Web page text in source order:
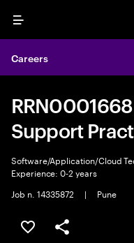
Menu
Careers
Support
Software/Application/Cloud
Experience: 0-2 years
Job n. 14335872
| Pune
Salva l'annuncio
Condividi